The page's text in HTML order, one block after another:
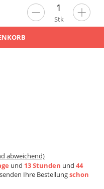
Stk
abweichend)
und 13 Stunden und 44
Ihre Bestellungschon